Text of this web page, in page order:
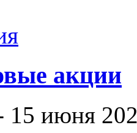
акции
15 июня